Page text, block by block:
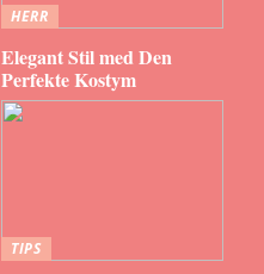
HERR
Elegant Stil med Den
Perfekte Kostym
TIPS